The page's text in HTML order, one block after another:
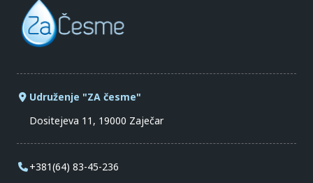
Udruženje "ZA česme"
Dositejeva 11, 19000 Zaječar
+381(64) 83-45-236